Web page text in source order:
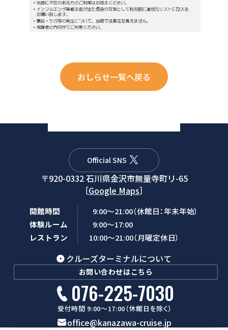
おしらせ一覧へ戻る
Official SNS
〒920-0332 石川県金沢市無量寺町リ-65
［Google Maps］
開館時間
9:00～21:00（休館日：年末年始）
体験ルーム
9:00～17:00
レストラン
10:00～21:00（月曜定休日）
クルーズターミナルについて
お問い合わせはこちら
076-225-7030
受付時間 9:00～17:00（休館日を除く）
office@kanazawa-cruise.jp
景色も、体験も、思い出も。
港がきっと、おもしろい。